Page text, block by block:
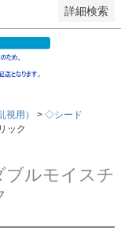
詳細検索
用）
◇シード
ック
ブルモイスチ